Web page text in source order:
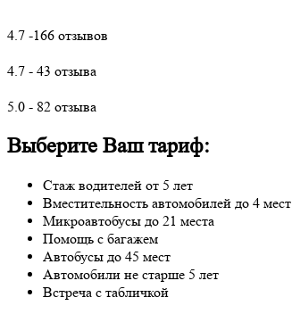
4.7 -166 отзывов
4.7 - 43 отзыва
5.0 - 82 отзыва
Выберите Ваш тариф:
Стаж водителей от 5 лет
Вместительность автомобилей до 4 мест
Микроавтобусы до 21 места
Помощь с багажем
Автобусы до 45 мест
Автомобили не старше 5 лет
Встреча с табличкой